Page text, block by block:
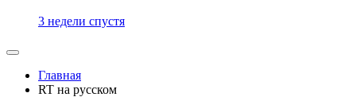
3 недели спустя
Главная
RT на русском